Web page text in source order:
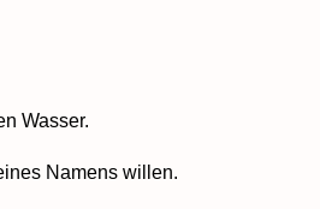
Wasser.
Namens willen.